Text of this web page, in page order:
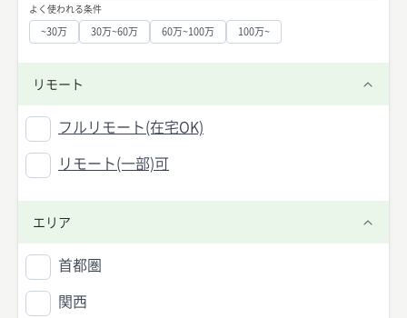
よく使われる条件
~30万 30万~60万 60万~100万 100万~
リモート
フルリモート(在宅OK)
リモート(一部)可
エリア
首都圏
関西